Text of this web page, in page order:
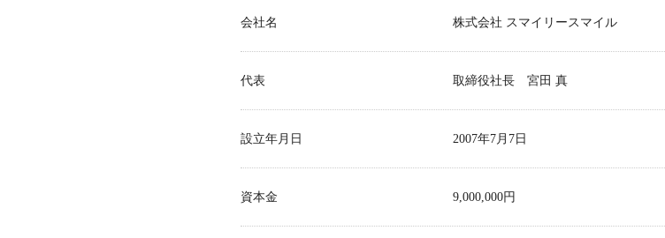
会社名 株式会社 スマイリースマイル
代表 取締役社長 宮田 真
設立年月日 2007年7月7日
資本金 9,000,000円